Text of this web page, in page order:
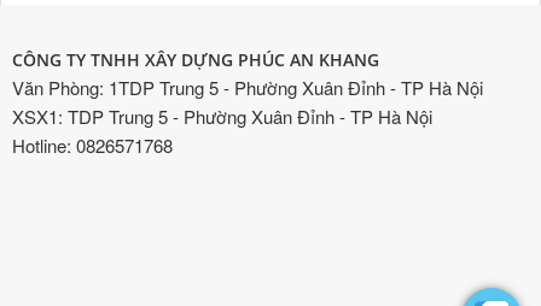
CÔNG TY TNHH XÂY DỰNG PHÚC AN KHANG
Văn Phòng: 1TDP Trung 5 - Phường Xuân Đỉnh - TP Hà Nội
XSX1: TDP Trung 5 - Phường Xuân Đỉnh - TP Hà Nội
Hotline: 0826571768